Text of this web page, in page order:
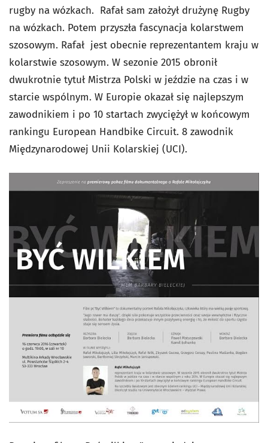
rugby na wózkach. Rafał sam założył drużynę Rugby
na wózkach. Potem przyszła fascynacja kolarstwem
szosowym. Rafał jest obecnie reprezentantem kraju w
kolarstwie szosowym. W sezonie 2015 obronił
dwukrotnie tytuł Mistrza Polski w jeździe na czas i w
starcie wspólnym. W Europie okazał się najlepszym
zawodnikiem i po 10 startach zwyciężył w końcowym
rankingu European Handbike Circuit. 8 zawodnik
Międzynarodowej Unii Kolarskiej (UCI).